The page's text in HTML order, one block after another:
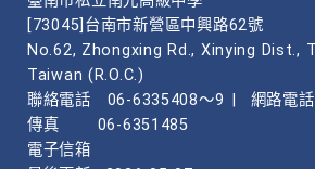
[73045]台南市新營區中興路62號
No.62, Zhongxing Rd., Xinying Dist.,
Taiwan (R.O.C.)
聯絡電話
06-6335408～9
網路電
傳真
06-6351485
電子信箱